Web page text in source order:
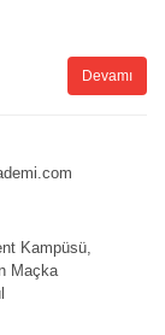
Devamı
Kampüsü,
Maçka